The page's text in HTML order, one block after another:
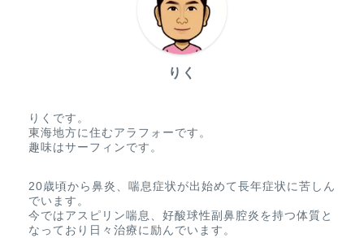
りく
りくです。
東海地方に住むアラフォーです。
趣味はサーフィンです。
20歳頃から鼻炎、喘息症状が出始めて長年症状に苦しん
でいます。
今ではアスピリン喘息、好酸球性副鼻腔炎を持つ体質と
なっており日々治療に励んでいます。